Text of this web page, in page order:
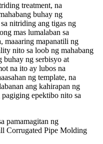
treatment, na
buhay ng
nitriding ang tigas ng
mas lumalaban sa
maaaring mapanatili ng
nito sa loob ng mahabang
buhay ng serbisyo at
na ito ay lubos na
ng template, na
ang kahirapan ng
epektibo nito sa
pamamagitan ng
Corrugated Pipe Molding